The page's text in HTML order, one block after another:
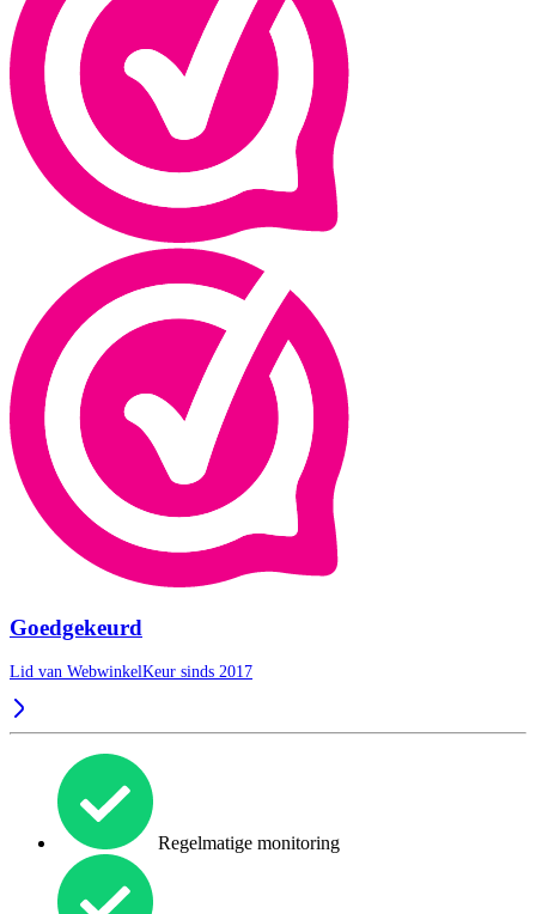
Goedgekeurd
Lid van WebwinkelKeur sinds 2017
Regelmatige monitoring